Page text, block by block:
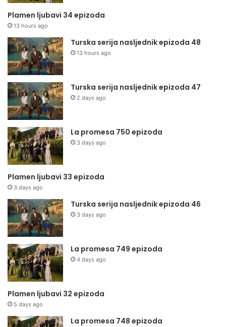
Plamen ljubavi 34 epizoda
13 hours ago
Turska serija nasljednik epizoda 48
13 hours ago
Turska serija nasljednik epizoda 47
2 days ago
La promesa 750 epizoda
3 days ago
Plamen ljubavi 33 epizoda
3 days ago
Turska serija nasljednik epizoda 46
3 days ago
La promesa 749 epizoda
4 days ago
Plamen ljubavi 32 epizoda
5 days ago
La promesa 748 epizoda